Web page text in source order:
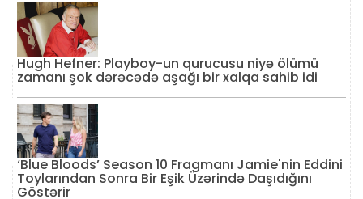
Hugh Hefner: Playboy-un qurucusu niyə ölümü
zamanı şok dərəcədə aşağı bir xalqa sahib idi
‘Blue Bloods’ Season 10 Fragmanı Jamie'nin Eddini
Toylarından Sonra Bir Eşik Üzərində Daşıdığını
Göstərir